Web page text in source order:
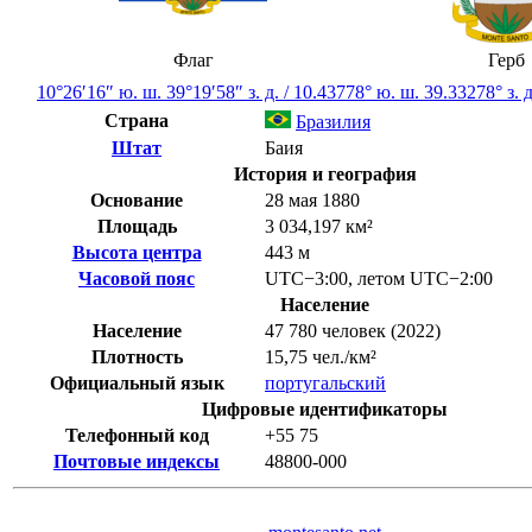
Флаг
Герб
10°26′16″ ю. ш. 39°19′58″ з. д. / 10.43778° ю. ш. 39.33278° з.
Страна
Бразилия
Штат
Баия
История и география
Основание
28 мая 1880
Площадь
3 034,197 км²
Высота центра
443 м
Часовой пояс
UTC−3:00, летом UTC−2:00
Население
Население
47 780 человек (2022)
Плотность
15,75 чел./км²
Официальный язык
португальский
Цифровые идентификаторы
Телефонный код
+55 75
Почтовые индексы
48800-000